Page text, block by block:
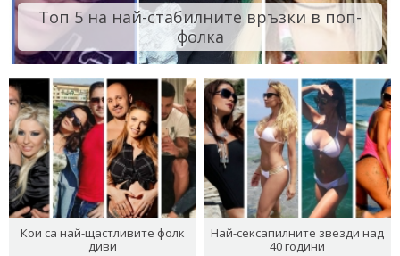
Топ 5 на най-стабилните връзки в поп-
фолка
Кои са най-щастливите фолк
диви
Най-сексапилните звезди над
40 години